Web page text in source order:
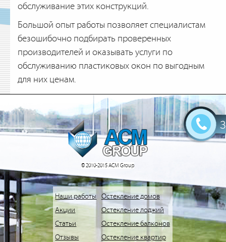
обслуживание этих конструкций.
Большой опыт работы позволяет специалистам
безошибочно подбирать проверенных
производителей и оказывать услуги по
обслуживанию пластиковых окон по выгодным
для них ценам.
© 2010-2015 АСМ Group
Наши работы
Акции
Статьи
Отзывы
Остекление домов
Остекление лоджий
Остекление балконов
Остекление квартир